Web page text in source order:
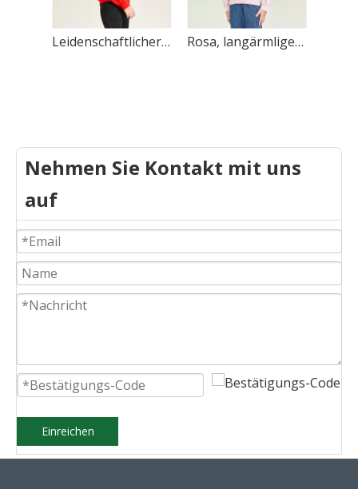
Leidenschaftlicher roter Spitzen-Hoodie mit dekorativem Taschendesign für Mädchen Rosa, langärmliger, dekorativer Mädchen-Hoodie mit Spitzenkragen
Nehmen Sie Kontakt mit uns
auf
Einreichen